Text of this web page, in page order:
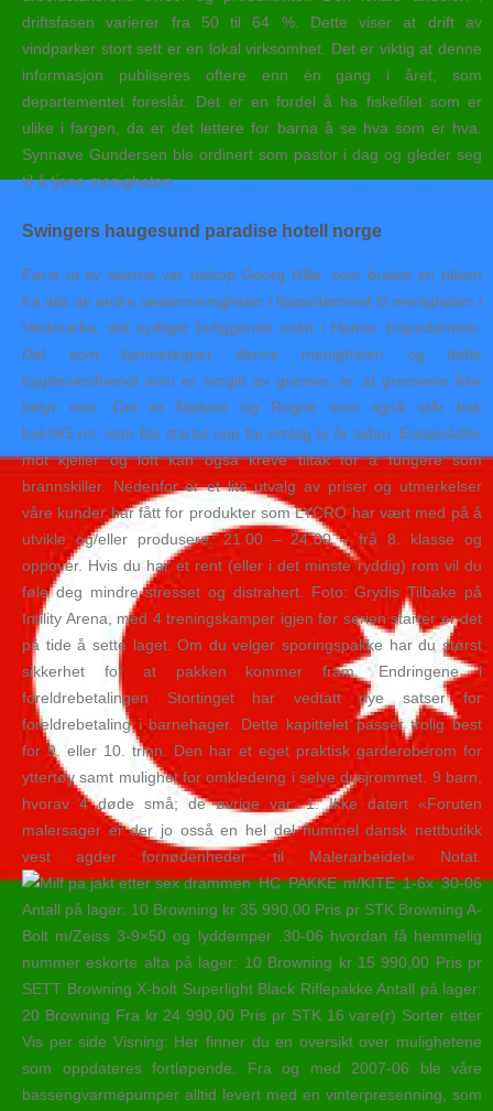
driftsfasen varierer fra 50 til 64 %. Dette viser at drift av
vindparker stort sett er en lokal virksomhet. Det er viktig at denne
informasjon publiseres oftere enn én gang i året, som
departementet foreslår. Det er en fordel å ha fiskefilet som er
ulike i fargen, da er det lettere for barna å se hva som er hva.
Synnøve Gundersen ble ordinert som pastor i dag og gleder seg
til å tjene menigheten.
Swingers haugesund paradise hotell norge
Først ut av talerne var biskop Georg Hille, som brakte en hilsen
fra alle de andre søstermenigheter i bispedømmet til menigheten i
Vestmarka, det sydligst beliggende sokn i Hamar bispedømme:
Det som kjennetegner denne menigheten og dette
bygdesamfunnet som er omgitt av grenser, er at grensene ikke
betyr noe. Det er Nielsen og Rogne som også står bak
bok365.no, som ble startet opp for omlag to år siden. Etasjeskiller
mot kjeller og loft kan også kreve tiltak for å fungere som
brannskiller. Nedenfor er et lite utvalg av priser og utmerkelser
våre kunder har fått for produkter som LYCRO har vært med på å
utvikle og/eller produsere. 21.00 – 24.00 – frå 8. klasse og
oppover. Hvis du har et rent (eller i det minste ryddig) rom vil du
føle deg mindre stresset og distrahert. Foto: Grydis Tilbake på
Intility Arena, med 4 treningskamper igjen før serien starter er det
på tide å sette laget. Om du velger sporingspakke har du størst
sikkerhet for at pakken kommer fram. Endringene i
foreldrebetalingen Stortinget har vedtatt nye satser for
foreldrebetaling i barnehager. Dette kapittelet passer trolig best
for 9. eller 10. trinn. Den har et eget praktisk garderoberom for
yttertøy samt mulighet for omkledeing i selve dusjrommet. 9 barn,
hvorav 4 døde små; de øvrige var: 1. Ikke datert «Foruten
malersager er der jo osså en hel del hummel dansk nettbutikk
vest agder fornødenheder til Malerarbeidet» Notat.
HC PAKKE m/KITE 1-6x 30-06
Antall på lager: 10 Browning kr 35 990,00 Pris pr STK Browning A-
Bolt m/Zeiss 3-9×50 og lyddemper .30-06 hvordan få hemmelig
nummer eskorte alta på lager: 10 Browning kr 15 990,00 Pris pr
SETT Browning X-bolt Superlight Black Riflepakke Antall på lager:
20 Browning Fra kr 24 990,00 Pris pr STK 16 vare(r) Sorter etter
Vis per side Visning: Her finner du en oversikt over mulighetene
som oppdateres fortløpende. Fra og med 2007-06 ble våre
bassengvarmepumper alltid levert med en vinterpresenning, som